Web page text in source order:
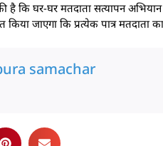
है कि घर-घर मतदाता सत्यापन
जाएगा कि प्रत्येक पात्र मतदाता
samachar